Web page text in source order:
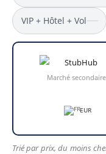
VIP + Hôtel + Vol
Marché secondaire
EUR
Trié par prix, du moins